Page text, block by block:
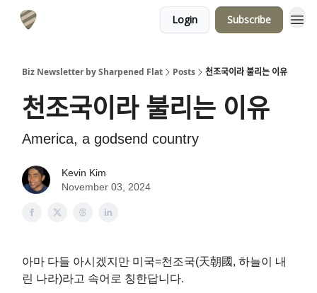
Login Subscribe
Biz Newsletter by Sharpened Flat Posts 천조국이라 불리는 이유
천조국이라 불리는 이유
America, a godsend country
Kevin Kim
November 03, 2024
아마 다들 아시겠지만 미국=천조국(天朝國, 하늘이 내
린 나라)라고 속어로 칭한답니다.